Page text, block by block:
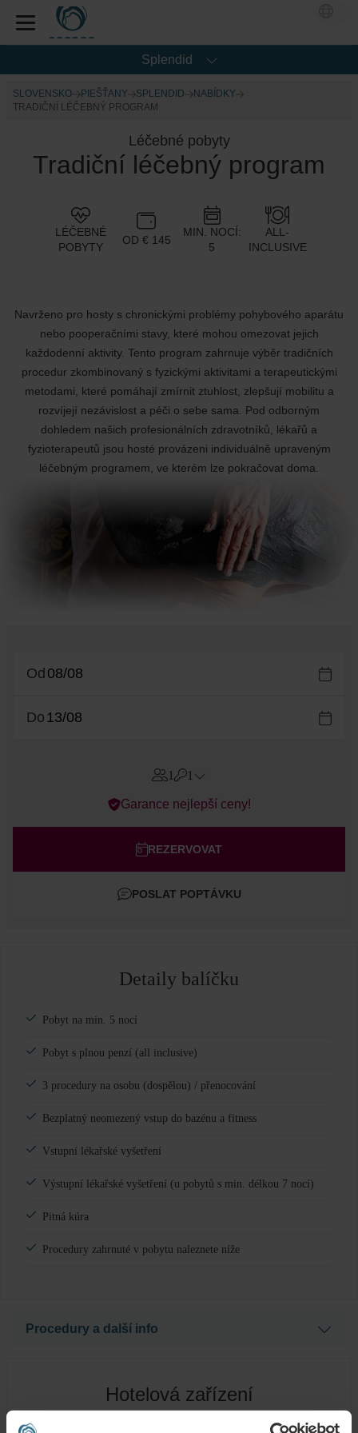
Splendid
SLOVENSKO PIEŠŤANY SPLENDID
NABÍDKY
TRADIČNÍ LÉČEBNÝ PROGRAM
Léčebné pobyty
Tradiční léčebný program
LÉČEBNÉ
POBYTY
OD € 145
MIN. NOCÍ:
5
ALL-
INCLUSIVE
Navrženo pro hosty s chronickými problémy pohybového aparátu
nebo pooperačními stavy, které mohou omezovat jejich
každodenní aktivity. Tento program zahrnuje výběr tradičních
procedur zkombinovaný s fyzickými aktivitami a terapeutickými
metodami, které pomáhají zmírnit ztuhlost, zlepšují mobilitu a
rozvíjejí nezávislost a péči o sebe sama. Pod odborným
dohledem našich profesionálních zdravotníků, lékařů a
fyzioterapeutů jsou hosté provázeni individuálně upraveným
léčebným programem, ve kterém lze pokračovat doma.
Od
Do
1 1
Errors?
Děti
Garance nejlepší ceny!
REZERVOVAT
POSLAT POPTÁVKU
Detaily balíčku
Pobyt na min. 5 nocí
Pobyt s plnou penzí (all inclusive)
3 procedury na osobu (dospělou) / přenocování
Bezplatný neomezený vstup do bazénu a fitness
Vstupní lékařské vyšetření
Výstupní lékařské vyšetření (u pobytů s min. délkou 7 nocí)
Pitná kúra
Procedury zahrnuté v pobytu naleznete níže
Procedury a další info
rehabilitace jako jsou skupinové cvičení nebo fitness trénink
Hotelová zařízení